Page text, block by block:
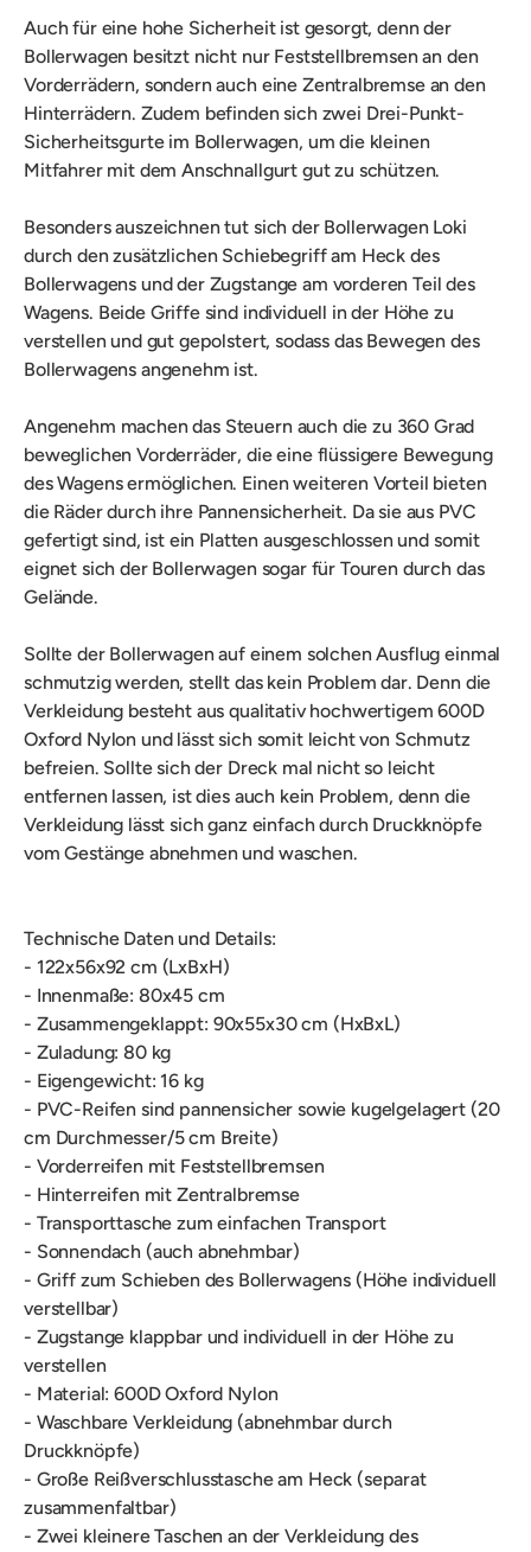
Auch für eine hohe Sicherheit ist gesorgt, denn der
Bollerwagen besitzt nicht nur Feststellbremsen an den
Vorderrädern, sondern auch eine Zentralbremse an den
Hinterrädern. Zudem befinden sich zwei Drei-Punkt-
Sicherheitsgurte im Bollerwagen, um die kleinen
Mitfahrer mit dem Anschnallgurt gut zu schützen.
Besonders auszeichnen tut sich der Bollerwagen Loki
durch den zusätzlichen Schiebegriff am Heck des
Bollerwagens und der Zugstange am vorderen Teil des
Wagens. Beide Griffe sind individuell in der Höhe zu
verstellen und gut gepolstert, sodass das Bewegen des
Bollerwagens angenehm ist.
Angenehm machen das Steuern auch die zu 360 Grad
beweglichen Vorderräder, die eine flüssigere Bewegung
des Wagens ermöglichen. Einen weiteren Vorteil bieten
die Räder durch ihre Pannensicherheit. Da sie aus PVC
gefertigt sind, ist ein Platten ausgeschlossen und somit
eignet sich der Bollerwagen sogar für Touren durch das
Gelände.
Sollte der Bollerwagen auf einem solchen Ausflug einmal
schmutzig werden, stellt das kein Problem dar. Denn die
Verkleidung besteht aus qualitativ hochwertigem 600D
Oxford Nylon und lässt sich somit leicht von Schmutz
befreien. Sollte sich der Dreck mal nicht so leicht
entfernen lassen, ist dies auch kein Problem, denn die
Verkleidung lässt sich ganz einfach durch Druckknöpfe
vom Gestänge abnehmen und waschen.
Technische Daten und Details:
- 122x56x92 cm (LxBxH)
- Innenmaße: 80x45 cm
- Zusammengeklappt: 90x55x30 cm (HxBxL)
- Zuladung: 80 kg
- Eigengewicht: 16 kg
- PVC-Reifen sind pannensicher sowie kugelgelagert (20
cm Durchmesser/5 cm Breite)
- Vorderreifen mit Feststellbremsen
- Hinterreifen mit Zentralbremse
- Transporttasche zum einfachen Transport
- Sonnendach (auch abnehmbar)
- Griff zum Schieben des Bollerwagens (Höhe individuell
verstellbar)
- Zugstange klappbar und individuell in der Höhe zu
verstellen
- Material: 600D Oxford Nylon
- Waschbare Verkleidung (abnehmbar durch
Druckknöpfe)
- Große Reißverschlusstasche am Heck (separat
zusammenfaltbar)
- Zwei kleinere Taschen an der Verkleidung des